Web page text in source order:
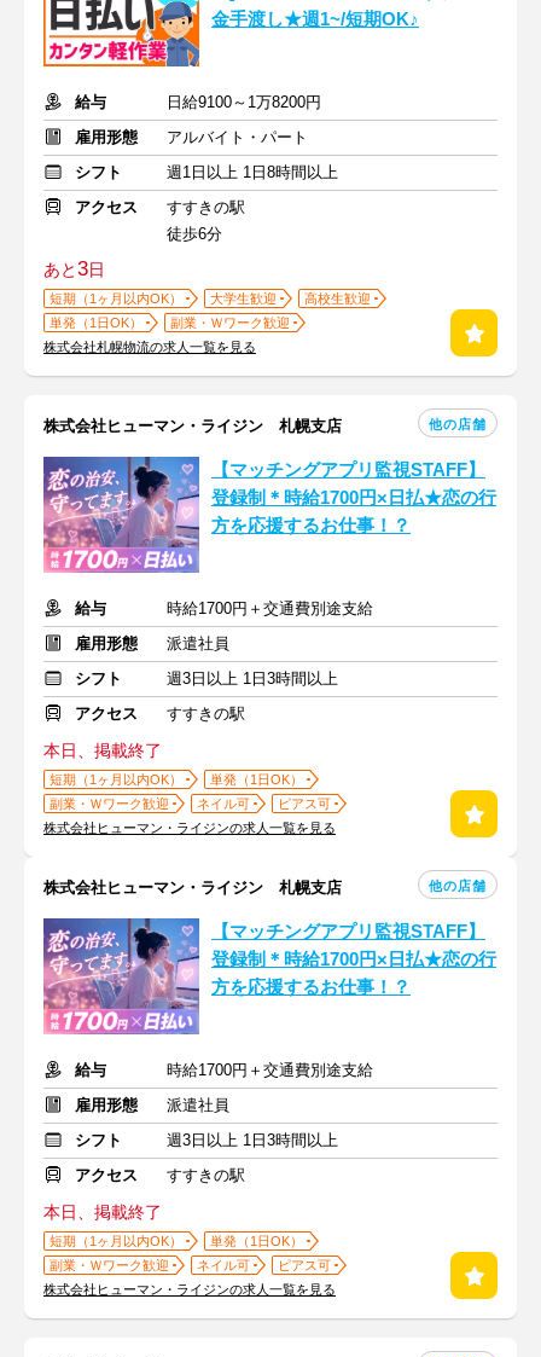
金手渡し★週1~/短期OK♪
給与
日給9100～1万8200円
雇用形態
アルバイト・パート
シフト
週1日以上 1日8時間以上
アクセス
すすきの駅
徒歩6分
あと3日
短期（1ヶ月以内OK） 大学生歓迎
高校生歓迎
単発（1日OK）
副業・Ｗワーク歓迎
株式会社札幌物流の求人一覧を見る
株式会社ヒューマン・ライジン 札幌支店 他の店舗
【マッチングアプリ監視STAFF】
登録制＊時給1700円×日払★恋の行
方を応援するお仕事！？
給与
時給1700円＋交通費別途支給
雇用形態
派遣社員
シフト
週3日以上 1日3時間以上
アクセス
すすきの駅
本日、掲載終了
短期（1ヶ月以内OK）
単発（1日OK）
副業・Ｗワーク歓迎
ネイル可
ピアス可
株式会社ヒューマン・ライジンの求人一覧を見る
株式会社ヒューマン・ライジン 札幌支店 他の店舗
【マッチングアプリ監視STAFF】
登録制＊時給1700円×日払★恋の行
方を応援するお仕事！？
給与
時給1700円＋交通費別途支給
雇用形態
派遣社員
シフト
週3日以上 1日3時間以上
アクセス
すすきの駅
本日、掲載終了
短期（1ヶ月以内OK）
単発（1日OK）
副業・Ｗワーク歓迎
ネイル可
ピアス可
株式会社ヒューマン・ライジンの求人一覧を見る